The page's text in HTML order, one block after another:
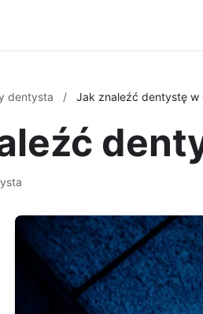
dentysta / Jak znaleźć dentystę w